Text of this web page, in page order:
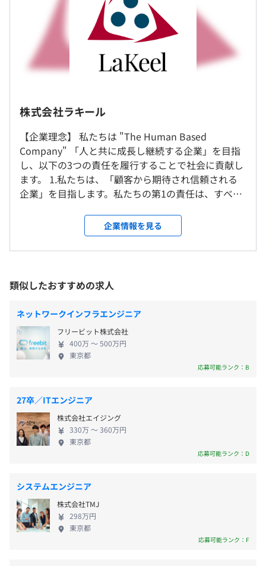
◇スキルアップ支援◇
・資格取得支援金制度
・定期社内ウェビナー（自社製品・サービスのロードマッ
プ公表、新機能、新技術の紹介）
プロジェクトごとに選択
Elasticsearch
フェッショナルサービス事業の一部で社外常駐有）
就業場所の変更範囲
＜雇入時＞
東京本社
＜変更範囲＞
会社の定める場所
受動喫煙防止措置に関する事項
■都営地下鉄三田線「御成門駅」A5出口より 徒歩約3分
■東京メトロ日比谷線「神谷町駅」3番出口より 徒歩約4
分
想定年収 は年収提示額を保証するものではありません）
フレックスタイム制（※標準労働時間1日8時間、コアタ
の自主性に任せています
＜年間休日120日以上＞
・完全週休2日制（土日祝日、年末年始休日）
・年次有給休暇：入社6か月経過後10日付与、以降1年ご
とに勤続年数に応じて付与（最大20日）
通勤交通費（月額5万円上限）、持株会奨励金
給与改定：年1回（1月）
関東ITソフトウェア健康保険組合加入
社会保険完備（雇用・健康・労災・厚生年金）
2年度前 採用者数53人 離職者数4人
3年度前 採用者数64人 離職者数14人
過去３年間の新卒採用者数の男女別人数
前年度 男性22人 女性11人
2年度前 男性42人 女性11人
8.5年
研修の有無及び内容
◆入社後研修
ビジネススキル、ITスキル研修（基礎編、応用編） 等
入社3～5年目、マネジメント・リーダーシップの基
礎、1on1コミュニケーション等
◆管理職研修
ップの理論と実践等
全社員対象、コンプライアンス、情報セキュリティ、ハ
ラスメント、インサイダー取引、労務管理研修等
自己啓発支援の有無及びその内容
◆資格取得支援金制度
ビジネススキル等のeラーニングを無料で受講可能
メンター制度の有無
あり
キャリアコンサルティング制度の有無及びその内容
ます。
社内検定等の制度の有無及びその内容
なし
株式会社ラキール
【企業理念】 私たちは "The Human Based
Company" 「人と共に成長し継続する企業」を目指
し、以下の3つの責任を履行することで社会に貢献し
ます。 1.私たちは、「顧客から期待され信頼される
企業」を目指します。私たちの第1の責任は、すべて
期待され愛される企業」を目指します。私たちの第2
の責任は、すべての社員に対するものです 3.私たち
は、「株主から期待され評価される企業」を目指し
ものです。 【LaKeel Way】 私たちが成長し続けるた
めの考え方、行動指針が "LaKeel Way" です。すべて
の社員はLaKeel Wayを理解し、実践することを期待
されています。 「ロイヤリティ」 Royalty：企業理念
に共感し、チームの一員として誇りを持って行動す
ること 「問題解決能力」 Capability for problem
solving：立ちはだかるさまざまな問題に対して自分
Innovative：探求心、想像力をもってブレイクスル
ーに挑むこと 「プロフェッショナル」
Professional：高い専門性をもって有言実行すること
「ヒューマンスキル」 Human skill：ポジティブかつ
建設的に物事をとらえ、チームと自身の成長を継続
企業情報を見る
類似したおすすめの求人
ネットワークインフラエンジニア
フリービット株式会社
400万 〜 500万円
東京都
応募可能ランク：B
27卒／ITエンジニア
株式会社エイジング
330万 〜 360万円
東京都
応募可能ランク：D
システムエンジニア
株式会社TMJ
298万円
東京都
応募可能ランク：F